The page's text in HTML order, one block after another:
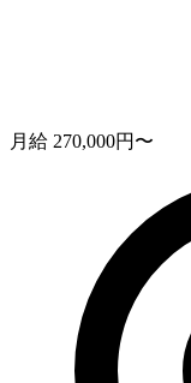
月給 270,000円〜